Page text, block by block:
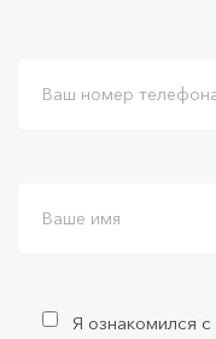
Я ознакомился с